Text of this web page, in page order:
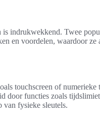
indrukwekkend. Twee
en voordelen, waardoor
touchscreen of numerieke
door functies zoals
van fysieke sleutels.